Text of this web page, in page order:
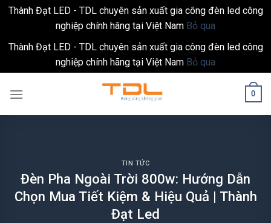
Thành Đạt LED - TDL chuyên sản xuất gia công đèn led công
nghiệp chính hãng tại Việt Nam Bỏ qua
Thành Đạt LED - TDL chuyên sản xuất gia công đèn led công
nghiệp chính hãng tại Việt Nam Bỏ qua
0
TIN TỨC
Đèn Pha Ngoài Trời 800w: Hướng Dẫn
Chọn Mua Tiết Kiệm & Hiệu Quả | Thành
Đạt Led